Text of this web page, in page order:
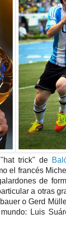
trick" de
el francés
de
a otras
o Gerd
Luis